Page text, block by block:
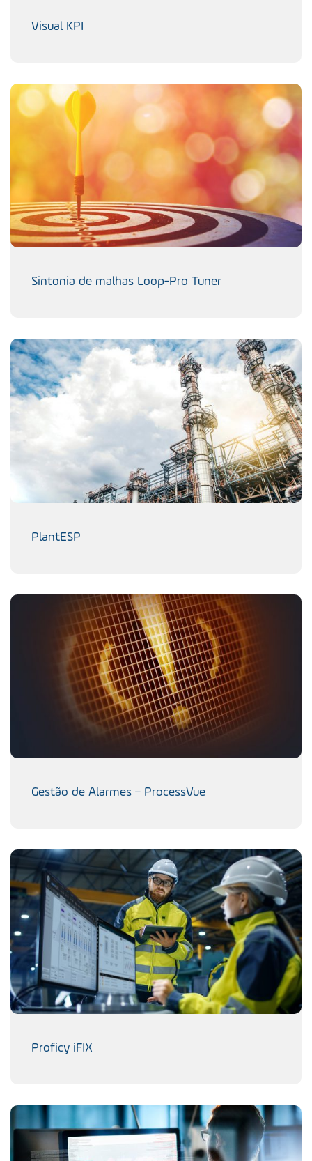
Visual KPI
Sintonia de malhas Loop-Pro Tuner
PlantESP
Gestão de Alarmes – ProcessVue
Proficy iFIX